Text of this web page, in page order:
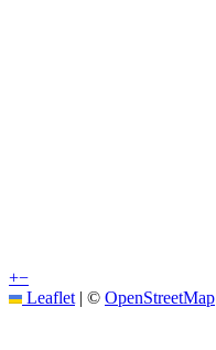
+−
Leaflet | © OpenStreetMap